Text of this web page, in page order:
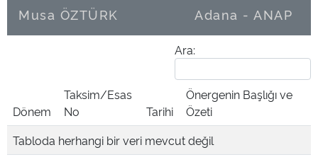
Musa ÖZTÜRK Adana - ANAP
Ara:
Dönem
Taksim/Esas
No
Tarihi
Önergenin Başlığı ve
Özeti
Tabloda herhangi bir veri mevcut değil